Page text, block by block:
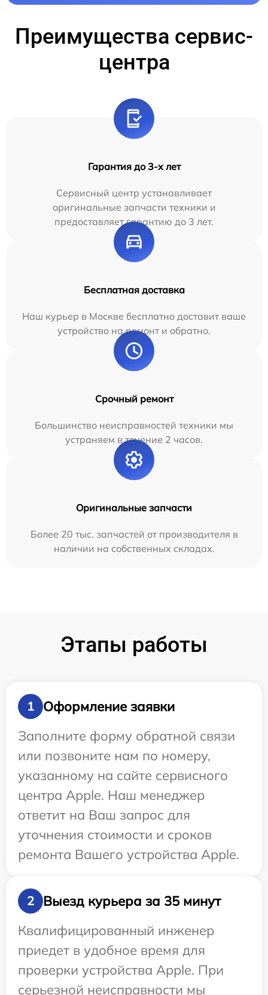
Преимущества сервис-
центра
Гарантия до 3-х лет
Сервисный центр устанавливает
оригинальные запчасти техники и
предоставляет гарантию до 3 лет.
Бесплатная доставка
Наш курьер в Москве бесплатно доставит ваше
устройство на ремонт и обратно.
Срочный ремонт
Большинство неисправностей техники мы
устраняем в течение 2 часов.
Оригинальные запчасти
Более 20 тыс. запчастей от производителя в
наличии на собственных складах.
Этапы работы
1
Оформление заявки
Заполните форму обратной связи
или позвоните нам по номеру,
указанному на сайте сервисного
центра Apple. Наш менеджер
ответит на Ваш запрос для
уточнения стоимости и сроков
ремонта Вашего устройства Apple.
2
Выезд курьера за 35 минут
Квалифицированный инженер
приедет в удобное время для
проверки устройства Apple. При
серьезной неисправности мы